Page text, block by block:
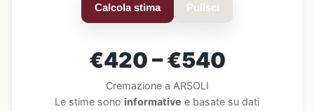
Calcola stima Pulisci
€420 – €540
Cremazione a ARSOLI
Le stime sono informative e basate su dati